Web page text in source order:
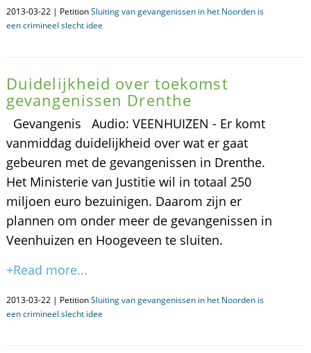
2013-03-22 | PetitionSluiting van gevangenissen in het Noorden is
een crimineel slecht idee
Duidelijkheid over toekomst
gevangenissen Drenthe
Gevangenis Audio: VEENHUIZEN - Er komt
vanmiddag duidelijkheid over wat er gaat
gebeuren met de gevangenissen in Drenthe.
Het Ministerie van Justitie wil in totaal 250
miljoen euro bezuinigen. Daarom zijn er
plannen om onder meer de gevangenissen in
Veenhuizen en Hoogeveen te sluiten.
+Read more...
2013-03-22 | PetitionSluiting van gevangenissen in het Noorden is
een crimineel slecht idee